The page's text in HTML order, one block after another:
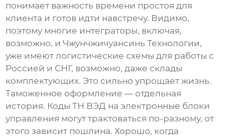
понимает важность времени простоя для
клиента и готов идти навстречу. Видимо,
поэтому многие интеграторы, включая,
возможно, и Чжунчжичуансинь Технологии,
уже имеют логистические схемы для работы с
Россией и СНГ, возможно, даже склады
комплектующих. Это сильно упрощает жизнь.
Таможенное оформление — отдельная
история. Коды ТН ВЭД наэлектронные блоки
управления могут трактоваться по-разному, от
этого зависит пошлина. Хорошо, когда